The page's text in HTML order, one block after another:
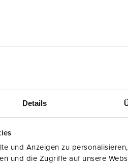
Details
und Anzeigen zu
und die Zugriffe auf unsere
AM-TOP® 3913